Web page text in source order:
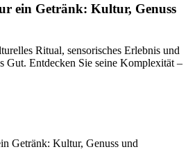
ein Getränk: Kultur, Genuss
Ritual, sensorisches Erlebnis und
Gut. Entdecken Sie seine Komplexität –